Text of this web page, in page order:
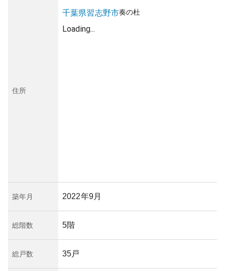
住所
千葉県習志野市奏の杜
Loading...
築年月 2022年9月
総階数 5階
総戸数 35戸